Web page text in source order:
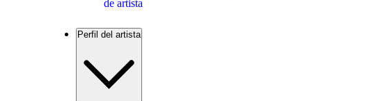
de artista
Perfil del artista